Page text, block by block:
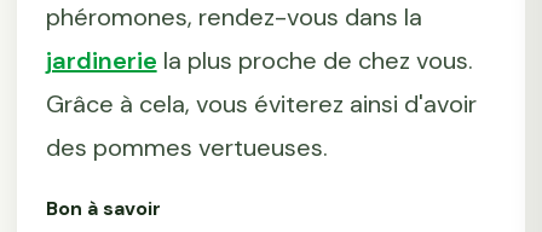
phéromones, rendez-vous dans la
jardinerie la plus proche de chez vous.
Grâce à cela, vous éviterez ainsi d'avoir
des pommes vertueuses.
Bon à savoir